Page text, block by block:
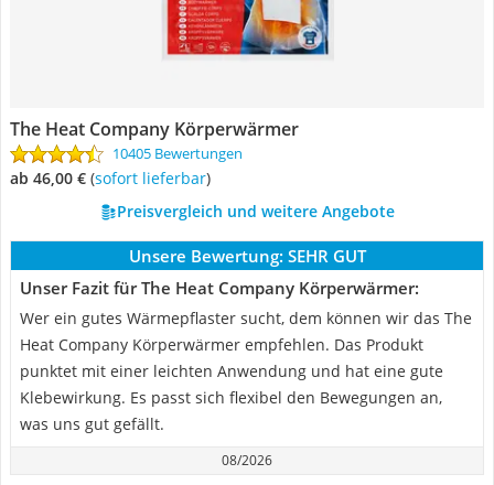
The Heat Company Körperwärmer
10405 Bewertungen
ab 46,00 € ( Sofort lieferbar)
Preisvergleich und weitere Angebote
Unsere Bewertung: SEHR GUT
Unser Fazit für The Heat Company Körperwärmer:
Wer ein gutes Wärmepflaster sucht, dem können wir das The
Heat Company Körperwärmer empfehlen. Das Produkt
punktet mit einer leichten Anwendung und hat eine gute
Klebewirkung. Es passt sich flexibel den Bewegungen an,
was uns gut gefällt.
08/2026